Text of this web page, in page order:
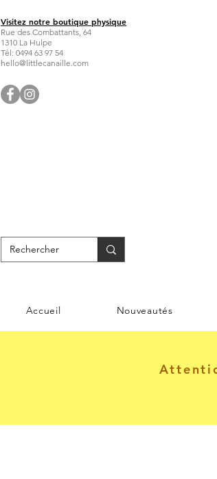
Visitez notre boutique physique
Rue des Combattants, 64
1310 La Hulpe
Tél: 0494 63 97 54
hello@littlecanaille.com
Accueil Nouveautés